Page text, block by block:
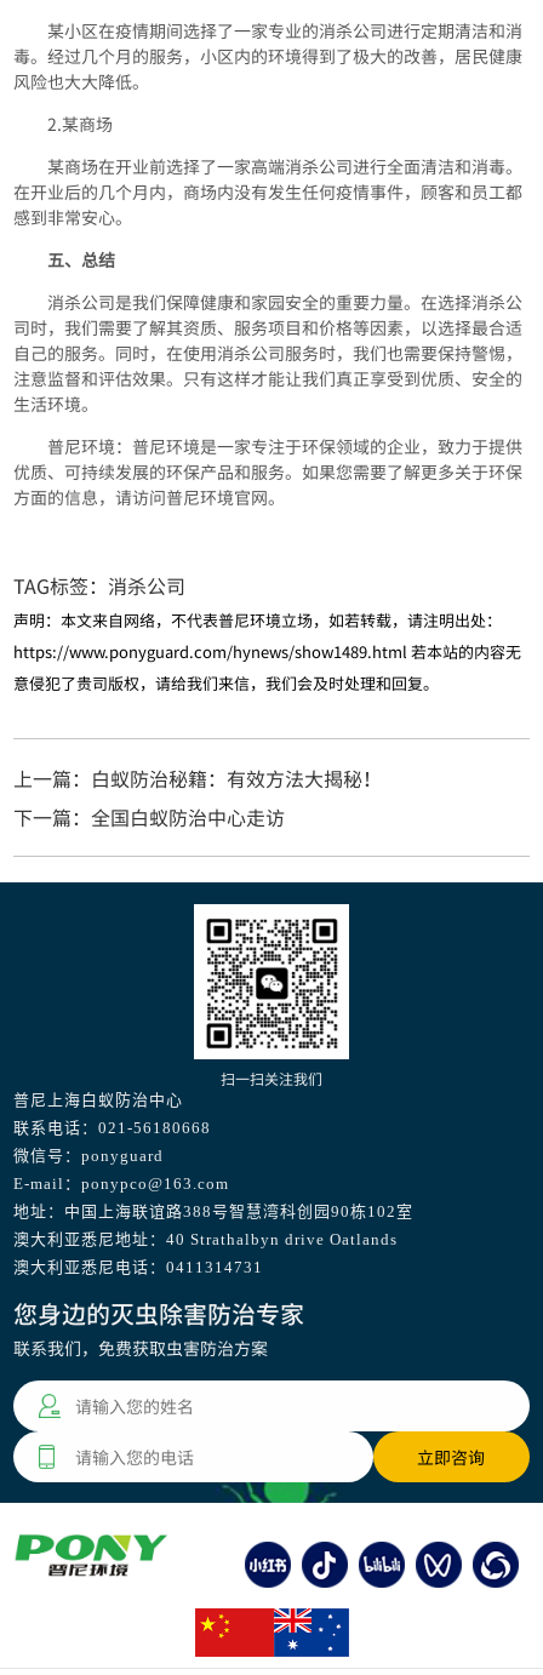
某小区在疫情期间选择了一家专业的消杀公司进行定期清洁和消
毒。经过几个月的服务，小区内的环境得到了极大的改善，居民健康
风险也大大降低。
2.某商场
某商场在开业前选择了一家高端消杀公司进行全面清洁和消毒。
在开业后的几个月内，商场内没有发生任何疫情事件，顾客和员工都
感到非常安心。
五、总结
消杀公司是我们保障健康和家园安全的重要力量。在选择消杀公
司时，我们需要了解其资质、服务项目和价格等因素，以选择最合适
自己的服务。同时，在使用消杀公司服务时，我们也需要保持警惕，
注意监督和评估效果。只有这样才能让我们真正享受到优质、安全的
生活环境。
普尼环境：普尼环境是一家专注于环保领域的企业，致力于提供
优质、可持续发展的环保产品和服务。如果您需要了解更多关于环保
方面的信息，请访问普尼环境官网。
TAG标签： 消杀公司
声明：本文来自网络，不代表普尼环境立场，如若转载，请注明出处：
https://www.ponyguard.com/hynews/show1489.html 若本站的内容无
意侵犯了贵司版权，请给我们来信，我们会及时处理和回复。
上一篇：白蚁防治秘籍：有效方法大揭秘！
下一篇：全国白蚁防治中心走访
扫一扫关注我们
普尼上海白蚁防治中心
联系电话：021-56180668
微信号：ponyguard
E-mail：ponypco@163.com
地址：中国上海联谊路388号智慧湾科创园90栋102室
澳大利亚悉尼地址：40 Strathalbyn drive Oatlands
澳大利亚悉尼电话：0411314731
您身边的灭虫除害防治专家
联系我们，免费获取虫害防治方案